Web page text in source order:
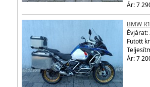
Ár: 7
BMW
Évjárat:
Futott
Ár: 7